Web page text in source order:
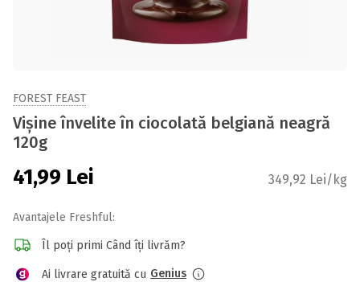
FOREST FEAST
Vișine învelite în ciocolată belgiană neagră
120g
41,99 Lei 349,92 Lei/kg
Avantajele Freshful:
Îl poți primi Când îți livrăm?
Ai livrare gratuită cu Genius